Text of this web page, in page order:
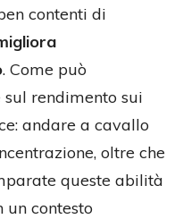
contenti di
. Come può
sul rendimento sui
andare a cavallo
oltre che
queste abilità
un contesto